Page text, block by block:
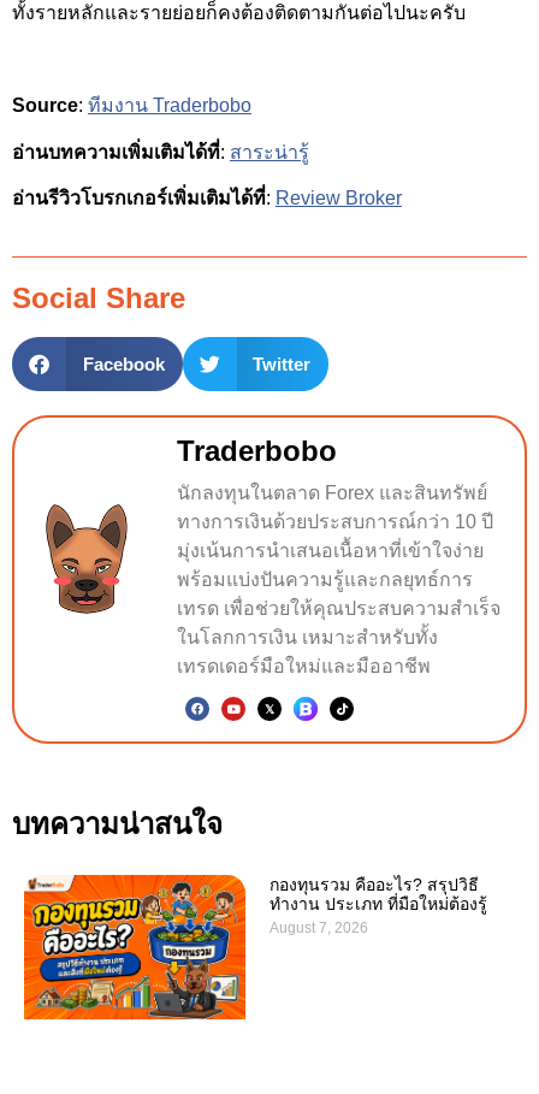
ทั้งรายหลักและรายย่อยก็คงต้องติดตามกันต่อไปนะครับ
Source: ทีมงาน Traderbobo
อ่านบทความเพิ่มเติมได้ที่: สาระน่ารู้
อ่านรีวิวโบรกเกอร์เพิ่มเติมได้ที่: Review Broker
Social Share
Facebook Twitter
Traderbobo
นักลงทุนในตลาด Forex และสินทรัพย์
ทางการเงินด้วยประสบการณ์กว่า 10 ปี
มุ่งเน้นการนำเสนอเนื้อหาที่เข้าใจง่าย
พร้อมแบ่งปันความรู้และกลยุทธ์การ
เทรด เพื่อช่วยให้คุณประสบความสำเร็จ
ในโลกการเงิน เหมาะสำหรับทั้ง
เทรดเดอร์มือใหม่และมืออาชีพ
บทความน่าสนใจ
กองทุนรวม คืออะไร? สรุปวิธี
ทำงาน ประเภท ที่มือใหม่ต้องรู้
August 7, 2026